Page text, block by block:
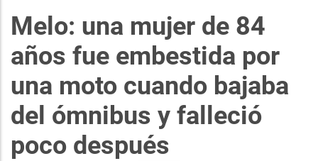
Melo: una mujer de 84
años fue embestida por
una moto cuando bajaba
del ómnibus y falleció
poco después